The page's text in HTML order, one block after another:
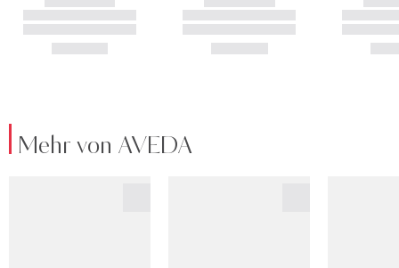
Mehr von AVEDA